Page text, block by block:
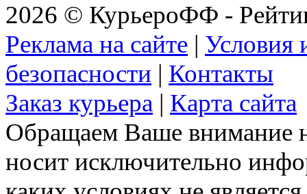
2026 © КурьероФФ -
Реклама на сайте | Условия
безопасности | Контакты
Заказ курьера | Карта сайта
Обращаем Ваше внимание
носит исключительно